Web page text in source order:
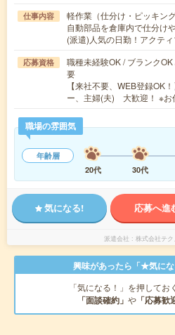
仕事内容
軽作業（仕分け・ピッキン
自動部品を倉庫内で仕分け
(派遣)人気の日勤！アクテ
応募資格
職種未経験OK / ブランク
要
【来社不要、WEB登録OK
ー、主婦(夫) 大歓迎！ ※
職場の雰囲気
年齢層
20代
30代
気になる! 応募へ進
派遣会社 株式会社テ
興味があったら「★気にな
「気になる！」を押してお
「面談確約」 や 「応募歓